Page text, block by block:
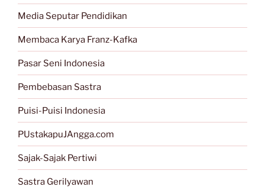
Media Seputar Pendidikan
Membaca Karya Franz-Kafka
Pasar Seni Indonesia
Pembebasan Sastra
Puisi-Puisi Indonesia
PUstakapuJAngga.com
Sajak-Sajak Pertiwi
Sastra Gerilyawan